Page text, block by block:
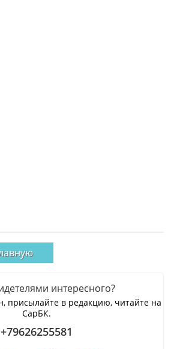
интересного?
присылайте в редакцию, читайте на
СарБК.
+79626255581